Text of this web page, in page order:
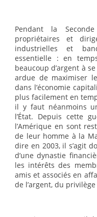
Pendant la
propriétaires et
industrielles et
essentielle : en
beaucoup d’argent à
ardue de maximiser
dans l’économie
plus facilement en
il y faut néanmoins
l’État. Depuis cette
l’Amérique en sont
de leur homme à la
dire en 2003, il s’agit
d’une dynastie
les intérêts des
amis et associés en
de l’argent, du